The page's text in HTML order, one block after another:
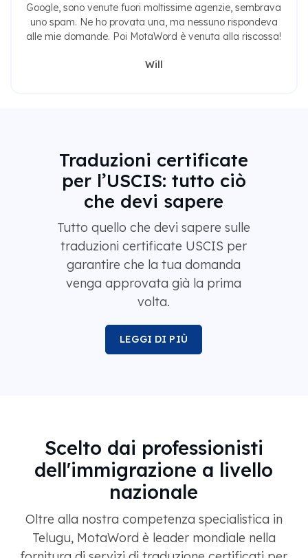
Google, sono venute fuori moltissime agenzie, sembrava
uno spam. Ne ho provata una, ma nessuno rispondeva
alle mie domande. Poi MotaWord è venuta alla riscossa!
Will
Traduzioni certificate
per l’USCIS: tutto ciò
che devi sapere
Tutto quello che devi sapere sulle
traduzioni certificate USCIS per
garantire che la tua domanda
venga approvata già la prima
volta.
LEGGI DI PIÙ
Scelto dai professionisti
dell'immigrazione a livello
nazionale
Oltre alla nostra competenza specialistica in
Telugu, MotaWord è leader mondiale nella